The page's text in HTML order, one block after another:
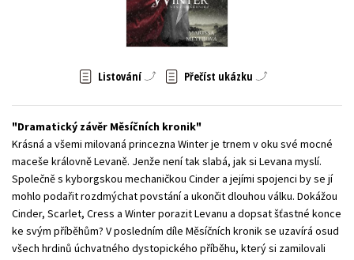
Zahraniční literatura
Listování Přečíst ukázku
Dramatický závěr Měsíčních kronik
Krásná a všemi milovaná princezna Winter je trnem v oku své mocné
maceše královně Levaně. Jenže není tak slabá, jak si Levana myslí.
Společně s kyborgskou mechaničkou Cinder a jejími spojenci by se jí
mohlo podařit rozdmýchat povstání a ukončit dlouhou válku. Dokážou
Cinder, Scarlet, Cress a Winter porazit Levanu a dopsat šťastné konce
ke svým příběhům? V posledním díle Měsíčních kronik se uzavírá osud
všech hrdinů úchvatného dystopického příběhu, který si zamilovali